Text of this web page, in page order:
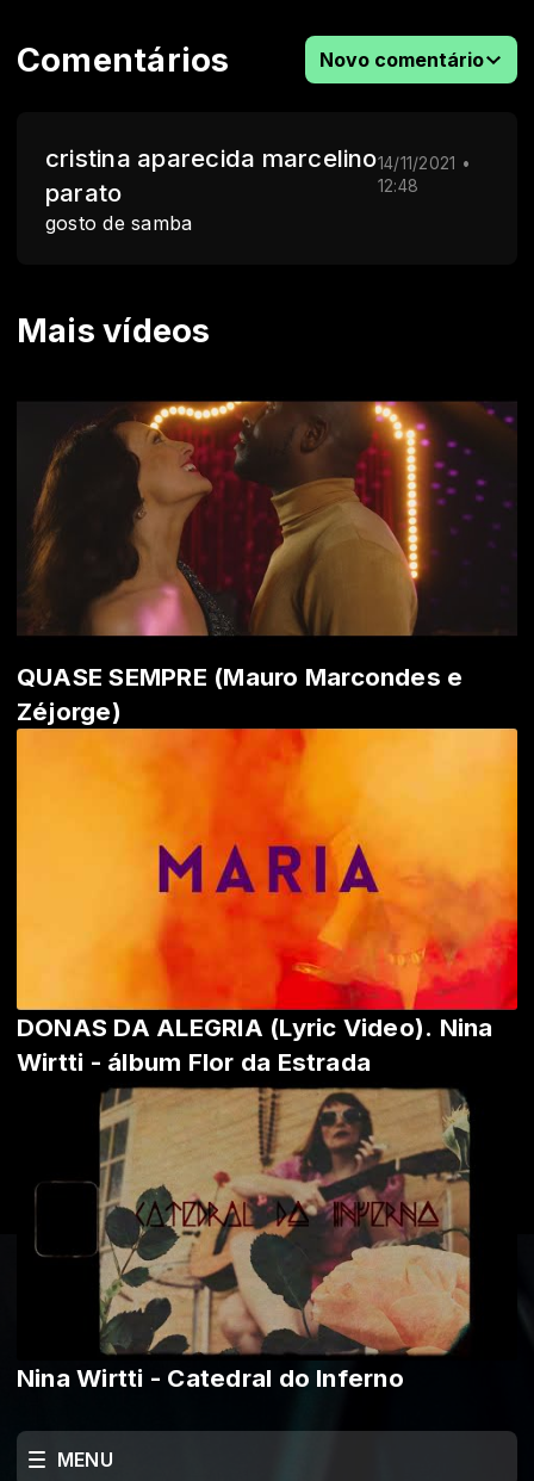
Mais vídeos
QUASE SEMPRE (Mauro Marcondes e
Zéjorge)
DONAS DA ALEGRIA (Lyric Video). Nina
Wirtti - álbum Flor da Estrada
Nina Wirtti - Catedral do Inferno
Comentários Novo comentário
gosto de samba
cristina aparecida marcelino
parato
14/11/2021 •
12:48
MENU